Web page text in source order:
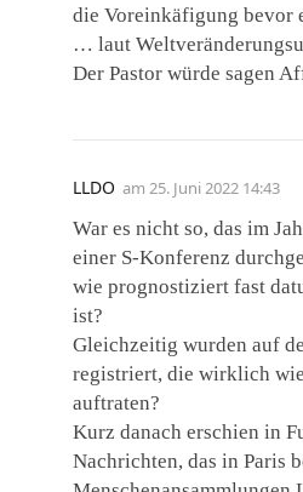
die Voreinkäfigung bevor
… laut
Der Pastor würde sagen
LLDO am 25. Juni 2022 14:43
War es nicht so, das im
einer S-Konferenz
wie prognostiziert fast
ist?
Gleichzeitig wurden auf
registriert, die wirklich
auftraten?
Kurz danach erschien in
Nachrichten, das in Paris